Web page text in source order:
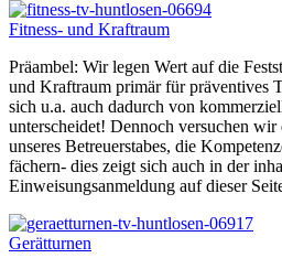
Fitness- und Kraftraum
Präambel: Wir legen Wert auf die
und Kraftraum primär für präventives
sich u.a. auch dadurch von
unterscheidet! Dennoch versuchen
unseres Betreuerstabes, die
fächern- dies zeigt sich auch in der
Einweisungsanmeldung auf dieser
Gerätturnen